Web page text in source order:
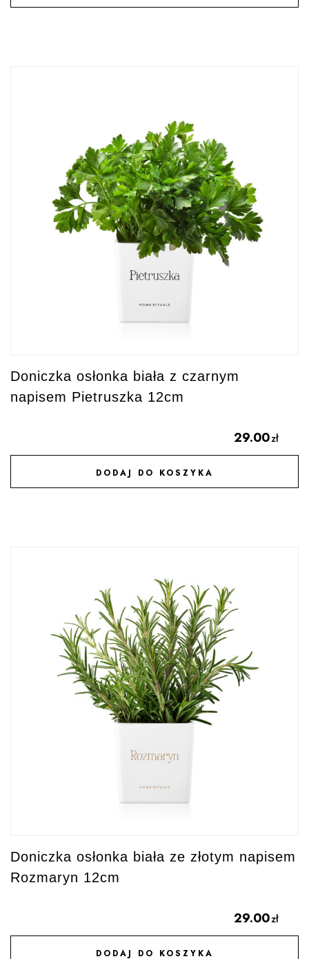
Doniczka osłonka biała z czarnym
napisem Pietruszka 12cm
29.00zł
DODAJ DO KOSZYKA
DODAJ DO ULUBIONYCH
Doniczka osłonka biała ze złotym napisem
Rozmaryn 12cm
29.00zł
DODAJ DO KOSZYKA
DODAJ DO ULUBIONYCH